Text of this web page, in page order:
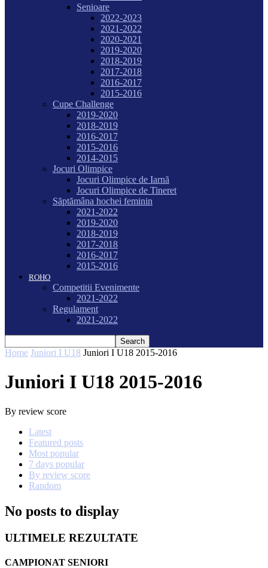
Senioare
2022-2023
2021-2022
2020-2021
2019-2020
2018-2019
2017-2018
2016-2017
2015-2016
Cupe Challenge
2019-2020
2018-2019
2016-2017
2015-2016
2014-2015
Jocuri Olimpice
Jocuri Olimpice de Iarnă
Jocuri Olimpice de Tineret
Săptămâna hochei feminin
2021-2022
2019-2020
2018-2019
2017-2018
2016-2017
2015-2016
ROHO
Competitii Evenimente
2021-2022
Regulament
2021-2022
Home Juniori I U18 Juniori I U18 2015-2016
Juniori I U18 2015-2016
By review score
Latest
Featured posts
Most popular
7 days popular
By review score
Random
No posts to display
ULTIMELE REZULTATE
CAMPIONAT SENIORI